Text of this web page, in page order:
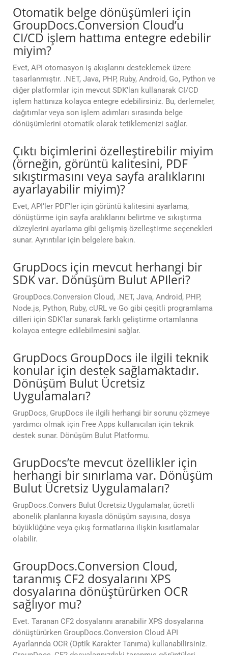
Otomatik belge dönüşümleri için
GroupDocs.Conversion Cloud’u
CI/CD işlem hattıma entegre edebilir
miyim?
Evet, API otomasyon iş akışlarını desteklemek üzere
tasarlanmıştır. .NET, Java, PHP, Ruby, Android, Go, Python ve
diğer platformlar için mevcut SDK’ları kullanarak CI/CD
işlem hattınıza kolayca entegre edebilirsiniz. Bu, derlemeler,
dağıtımlar veya son işlem adımları sırasında belge
dönüşümlerini otomatik olarak tetiklemenizi sağlar.
Çıktı biçimlerini özelleştirebilir miyim
(örneğin, görüntü kalitesini, PDF
sıkıştırmasını veya sayfa aralıklarını
ayarlayabilir miyim)?
Evet, API’ler PDF’ler için görüntü kalitesini ayarlama,
dönüştürme için sayfa aralıklarını belirtme ve sıkıştırma
düzeylerini ayarlama gibi gelişmiş özelleştirme seçenekleri
sunar. Ayrıntılar için belgelere bakın.
GrupDocs için mevcut herhangi bir
SDK var. Dönüşüm Bulut APIleri?
GroupDocs.Conversion Cloud, .NET, Java, Android, PHP,
Node.js, Python, Ruby, cURL ve Go gibi çeşitli programlama
dilleri için SDK’lar sunarak farklı geliştirme ortamlarına
kolayca entegre edilebilmesini sağlar.
GrupDocs GroupDocs ile ilgili teknik
konular için destek sağlamaktadır.
Dönüşüm Bulut Ücretsiz
Uygulamaları?
GrupDocs, GrupDocs ile ilgili herhangi bir sorunu çözmeye
yardımcı olmak için Free Apps kullanıcıları için teknik
destek sunar. Dönüşüm Bulut Platformu.
GrupDocs’te mevcut özellikler için
herhangi bir sınırlama var. Dönüşüm
Bulut Ücretsiz Uygulamaları?
GrupDocs.Convers Bulut Ücretsiz Uygulamalar, ücretli
abonelik planlarına kıyasla dönüşüm sayısına, dosya
büyüklüğüne veya çıkış formatlarına ilişkin kısıtlamalar
olabilir.
GroupDocs.Conversion Cloud,
taranmış CF2 dosyalarını XPS
dosyalarına dönüştürürken OCR
sağlıyor mu?
Evet. Taranan CF2 dosyalarını aranabilir XPS dosyalarına
dönüştürürken GroupDocs.Conversion Cloud API
Ayarlarında OCR (Optik Karakter Tanıma) kullanabilirsiniz.